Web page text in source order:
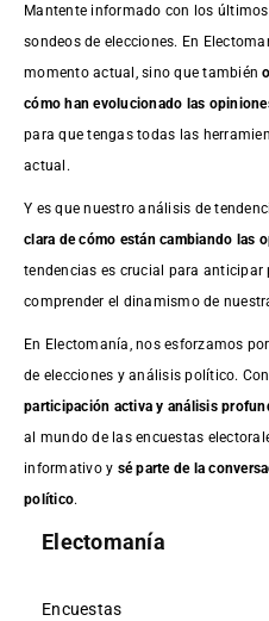
Mantente informado con los
sondeos de elecciones. En
momento actual, sino que también
cómo han evolucionado las
para que tengas todas las
actual.
Y es que nuestro análisis de
clara de cómo están cambiando las
tendencias es crucial para
comprender el dinamismo de
En Electomanía, nos esforzamos
de elecciones y análisis político.
participación activa y análisis
al mundo de las encuestas
informativo y sé parte de la
político.
Electomanía
Encuestas